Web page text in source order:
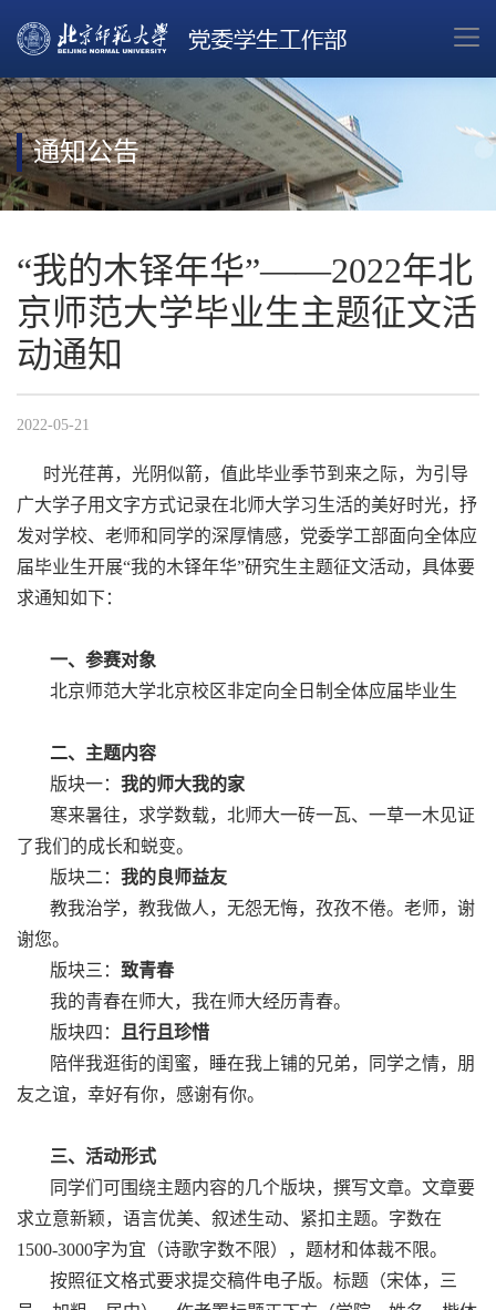
通知公告
“我的木铎年华”——2022年北
京师范大学毕业生主题征文活
动通知
2022-05-21
时光荏苒，光阴似箭，值此毕业季节到来之际，为引导
广大学子用文字方式记录在北师大学习生活的美好时光，抒
发对学校、老师和同学的深厚情感，党委学工部面向全体应
届毕业生开展“我的木铎年华”研究生主题征文活动，具体要
求通知如下：
一、参赛对象
北京师范大学北京校区非定向全日制全体应届毕业生
二、主题内容
版块一： 我的师大我的家
寒来暑往，求学数载，北师大一砖一瓦、一草一木见证
了我们的成长和蜕变。
版块二： 我的良师益友
教我治学，教我做人，无怨无悔，孜孜不倦。老师，谢
谢您。
版块三： 致青春
我的青春在师大，我在师大经历青春。
版块四：
且行且珍惜
陪伴我逛街的闺蜜，睡在我上铺的兄弟，同学之情，朋
友之谊，幸好有你，感谢有你。
三、活动形式
同学们可围绕主题内容的几个版块，撰写文章。文章要
求立意新颖，语言优美、叙述生动、紧扣主题。字数在
1500-3000字为宜（诗歌字数不限），题材和体裁不限。
按照征文格式要求提交稿件电子版。标题（宋体，三